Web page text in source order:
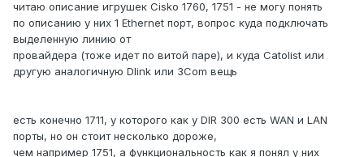
читаю описание игрушек Cisko 1760, 1751 - не могу понять
по описанию у них 1 Ethernet порт, вопрос куда подключать
выделенную линию от
провайдера (тоже идет по витой паре), и куда Catolist или
другую аналогичную Dlink или 3Com вещь
есть конечно 1711, у которого как у DIR 300 есть WAN и LAN
порты, но он стоит несколько дороже,
чем например 1751, а функциональность как я понял у них